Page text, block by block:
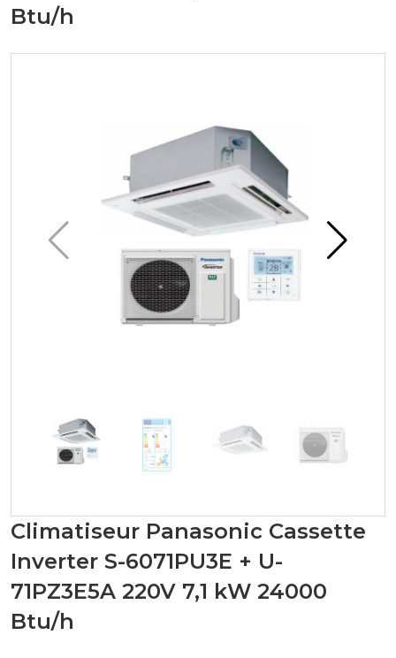
Btu/h
Climatiseur Panasonic Cassette
Inverter S-6071PU3E + U-
71PZ3E5A 220V 7,1 kW 24000
Btu/h